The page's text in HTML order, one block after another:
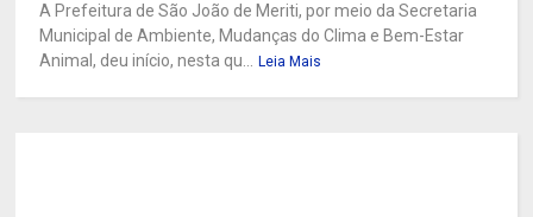
A Prefeitura de São João de Meriti, por meio da Secretaria
Municipal de Ambiente, Mudanças do Clima e Bem-Estar
Animal, deu início, nesta qu... Leia Mais